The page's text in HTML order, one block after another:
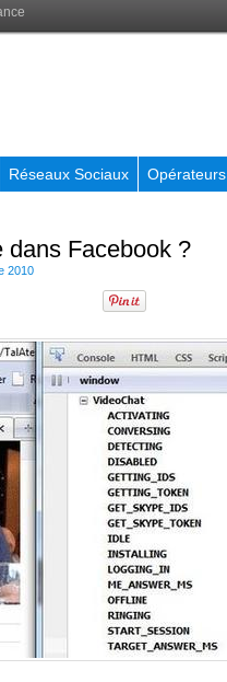
Réseaux Sociaux Opérateurs
dans Facebook ?
2010